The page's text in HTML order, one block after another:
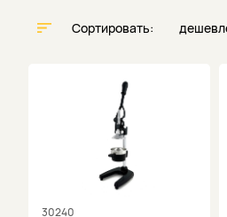
Сортировать:
30240